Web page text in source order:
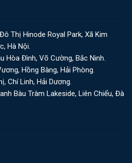
Thị Hinode Royal Park, Xã Kim
Hà Nội.
Hòa Đình, Võ Cường, Bắc Ninh.
Hồng Bàng, Hải Phòng.
Chí Linh, Hải Dương.
Bàu Tràm Lakeside, Liên Chiểu, Đà